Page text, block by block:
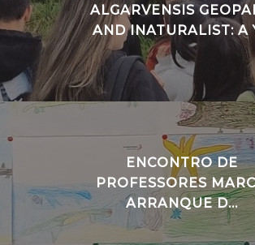
ALGARVENSIS
AND INATURALIST: A
ENCONTRO DE
PROFESSORES
ARRANQUE D...